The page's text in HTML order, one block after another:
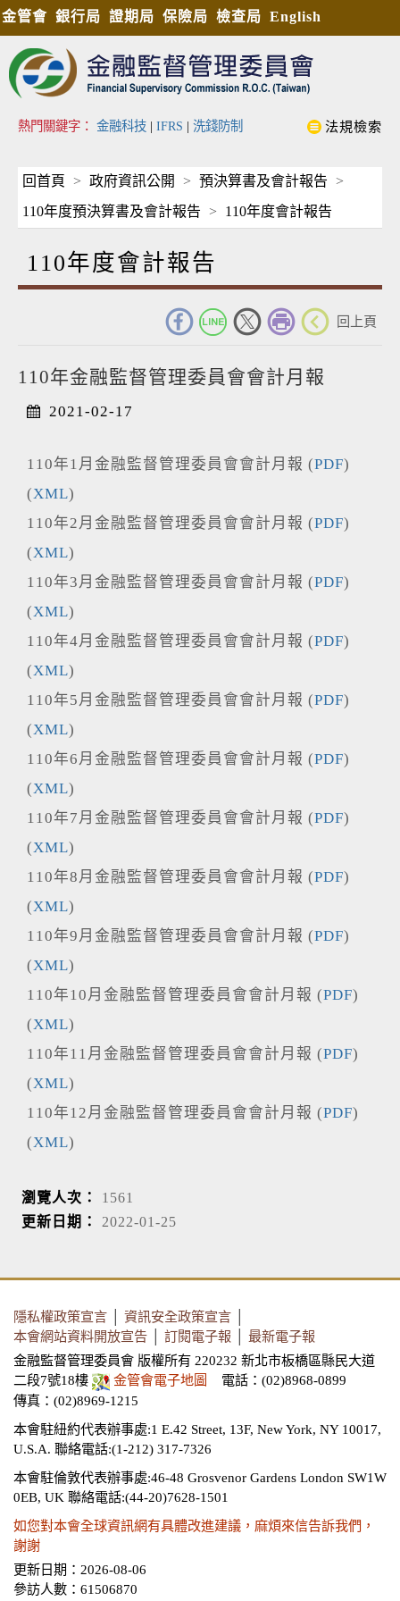
金管會 銀行局 證期局 保險局 檢查局 English
熱門關鍵字： 金融科技 | IFRS | 洗錢防制 法規檢索
回首頁 政府資訊公開
預決算書及會計報告
110年度預決算書及會計報告
110年度會計報告
110年度會計報告
回上頁
110年金融監督管理委員會會計月報
2021-02-17
110年1月金融監督管理委員會會計月報 (PDF)
(XML)
110年2月金融監督管理委員會會計月報 (PDF)
(XML)
110年3月金融監督管理委員會會計月報 (PDF)
(XML)
110年4月金融監督管理委員會會計月報 (PDF)
(XML)
110年5月金融監督管理委員會會計月報 (PDF)
(XML)
110年6月金融監督管理委員會會計月報 (PDF)
(XML)
110年7月金融監督管理委員會會計月報 (PDF)
(XML)
110年8月金融監督管理委員會會計月報 (PDF)
(XML)
110年9月金融監督管理委員會會計月報 (PDF)
(XML)
110年10月金融監督管理委員會會計月報 (PDF)
(XML)
110年11月金融監督管理委員會會計月報 (PDF)
(XML)
110年12月金融監督管理委員會會計月報 (PDF)
(XML)
瀏覽人次： 1561
更新日期： 2022-01-25
隱私權政策宣言 資訊安全政策宣言
本會網站資料開放宣告
訂閱電子報
最新電子報
金融監督管理委員會 版權所有 220232 新北市板橋區縣民大道
二段7號18樓
金管會電子地圖
電話：(02)8968-0899
傳真：(02)8969-1215
本會駐紐約代表辦事處:1 E.42 Street, 13F, New York, NY 10017,
U.S.A. 聯絡電話:(1-212) 317-7326
本會駐倫敦代表辦事處:46-48 Grosvenor Gardens London SW1W
0EB, UK 聯絡電話:(44-20)7628-1501
如您對本會全球資訊網有具體改進建議，麻煩來信告訴我們，
謝謝
更新日期：2026-08-06
參訪人數：61506870